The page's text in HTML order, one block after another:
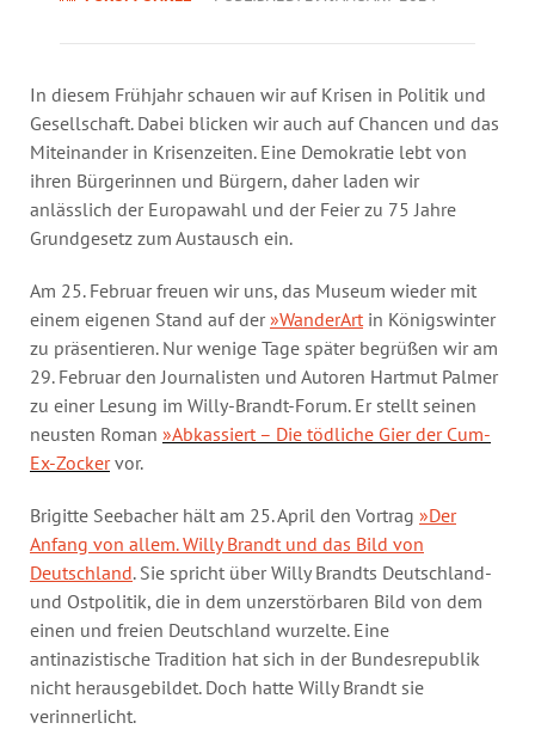
Organigram
In diesem Frühjahr schauen wir auf Krisen in Politik und
Gesellschaft. Dabei blicken wir auch auf Chancen und das
Miteinander in Krisenzeiten. Eine Demokratie lebt von
ihren Bürgerinnen und Bürgern, daher laden wir
anlässlich der Europawahl und der Feier zu 75 Jahre
Grundgesetz zum Austausch ein.
Am 25. Februar freuen wir uns, das Museum wieder mit
einem eigenen Stand auf der»WanderArt in Königswinter
zu präsentieren. Nur wenige Tage später begrüßen wir am
29. Februar den Journalisten und Autoren Hartmut Palmer
zu einer Lesung im Willy-Brandt-Forum. Er stellt seinen
neusten Roman »Abkassiert – Die tödliche Gier der Cum-
Ex-Zockervor.
Brigitte Seebacher hält am 25. April den Vortrag »Der
Anfang von allem. Willy Brandt und das Bild von
Deutschland. Sie spricht über Willy Brandts Deutschland-
und Ostpolitik, die in dem unzerstörbaren Bild von dem
einen und freien Deutschland wurzelte. Eine
antinazistische Tradition hat sich in der Bundesrepublik
nicht herausgebildet. Doch hatte Willy Brandt sie
verinnerlicht.